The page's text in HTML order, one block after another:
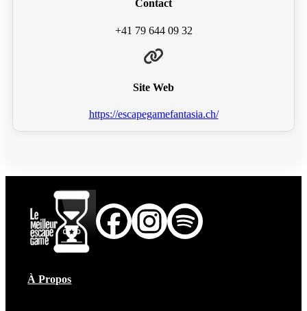
Contact
+41 79 644 09 32
Site Web
https://escapegamefantasia.ch/
À Propos